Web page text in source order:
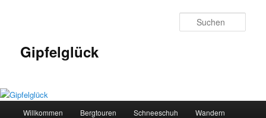
Gipfelglück
Willkommen Bergtouren Schneeschuh Wandern